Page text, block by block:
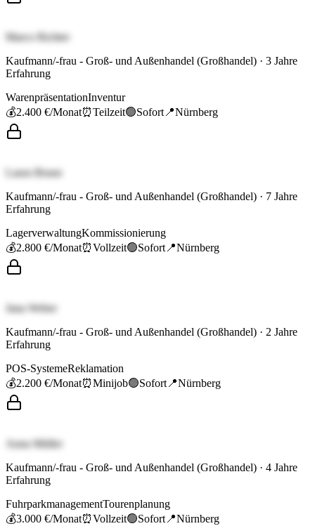
Marco Richter
Kaufmann/-frau - Groß- und Außenhandel (Großhandel) · 3 Jahre
Erfahrung
WarenpräsentationInventur
💰2.400 €/Monat⏰Teilzeit🟢Sofort 📍Nürnberg
Laura Braun
Kaufmann/-frau - Groß- und Außenhandel (Großhandel) · 7 Jahre
Erfahrung
LagerverwaltungKommissionierung
💰2.800 €/Monat⏰Vollzeit🟢Sofort 📍Nürnberg
Jana Weber
Kaufmann/-frau - Groß- und Außenhandel (Großhandel) · 2 Jahre
Erfahrung
POS-SystemeReklamation
💰2.200 €/Monat⏰Minijob🟢Sofort 📍Nürnberg
Anna Müller
Kaufmann/-frau - Groß- und Außenhandel (Großhandel) · 4 Jahre
Erfahrung
FuhrparkmanagementTourenplanung
💰3.000 €/Monat⏰Vollzeit🟢Sofort 📍Nürnberg